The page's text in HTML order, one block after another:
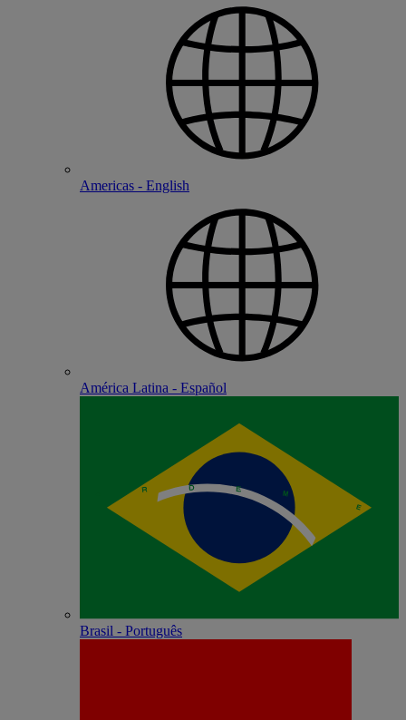
Americas - English
América Latina - Español
Brasil - Português